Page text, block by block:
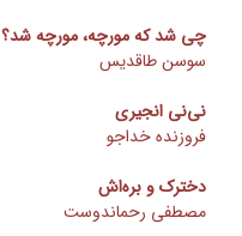
چی شد که مورچه، مورچه شد؟
سوسن طاقدیس
نی‌نی انجیری
فروزنده خداجو
دخترک و بره‌اش
مصطفی رحماندوست